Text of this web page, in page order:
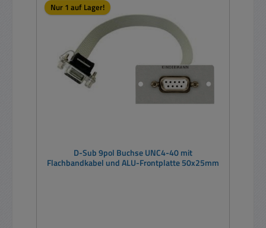
Nur 1 auf Lager!
D-Sub 9pol Buchse UNC4-40 mit
Flachbandkabel und ALU-Frontplatte 50x25mm